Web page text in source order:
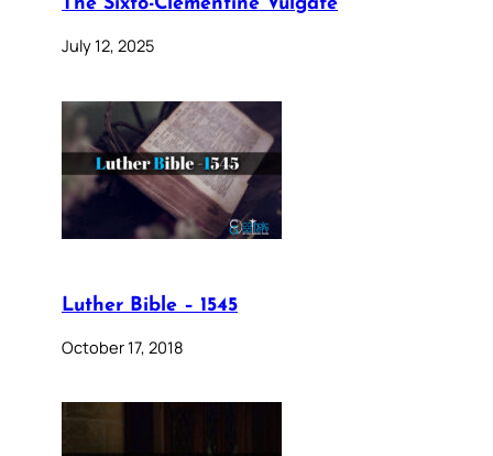
The Sixto-Clementine Vulgate
July 12, 2025
Luther Bible – 1545
October 17, 2018